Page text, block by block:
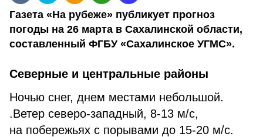
Газета «На рубеже» публикует прогноз
погоды на 26 марта в Сахалинской области,
составленный ФГБУ «Сахалинское УГМС».
Северные и центральные районы
Ночью снег, днем местами небольшой.
.Ветер северо-западный, 8-13 м/с,
на побережьях с порывами до 15-20 м/с.